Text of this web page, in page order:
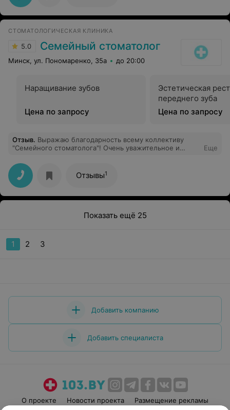
СТОМАТОЛОГИЧЕСКАЯ КЛИНИКА
5.0 Семейный стоматолог
Минск, ул. Пономаренко, 35а до 20:00
Наращивание зубов
Цена по запросу
Эстетическая
переднего зуба
Цена по запросу
Отзыв. Выражаю благодарность всему коллективу
"Семейного стоматолога"! Очень уважительное и
подход к каждому, все очень доброжелательные.
Лечение прошло СОВСЕМ НЕ БОЛЬНО! Теперь не буду
бояться посещать стоматолога. Отдельно спасибо
Ирине Леонидовне Бобковой, просто прекрасный
специалист. Удачи Вам и послушных и адекватных
Еще
Отзывы1
Показать ещё 25
1 2 3
Добавить компанию
Добавить специалиста
О проекте Новости проекта Размещение рекламы